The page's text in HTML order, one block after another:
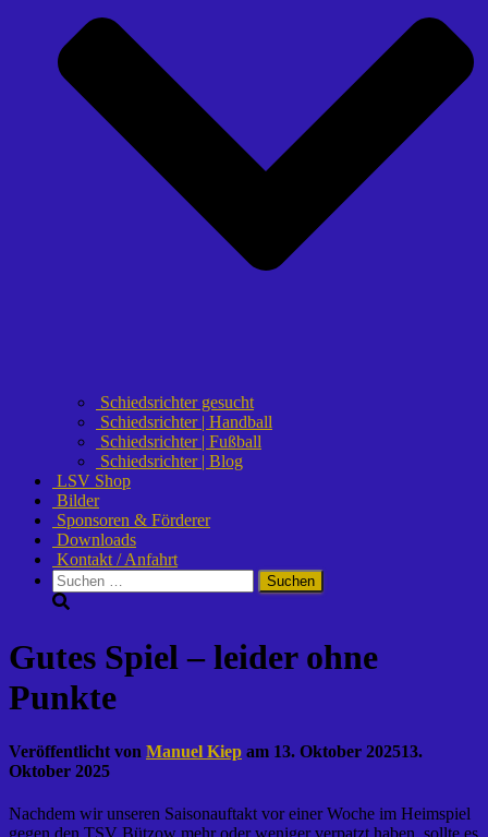
Schiedsrichter gesucht
Schiedsrichter | Handball
Schiedsrichter | Fußball
Schiedsrichter | Blog
LSV Shop
Bilder
Sponsoren & Förderer
Downloads
Kontakt / Anfahrt
Suchen
nach:
Gutes Spiel – leider ohne
Punkte
Veröffentlicht von Manuel Kiep am 13. Oktober 202513.
Oktober 2025
Nachdem wir unseren Saisonauftakt vor einer Woche im Heimspiel